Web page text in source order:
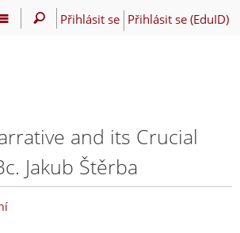
Přihlásit se Přihlásit se (EduID)
and its Crucial
Jakub Štěrba